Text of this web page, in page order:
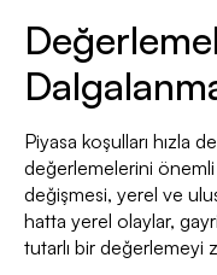
Piyasa koşulları hızla
değerlemelerini önemli
değişmesi, yerel ve
hatta yerel olaylar,
tutarlı bir değerlemeyi